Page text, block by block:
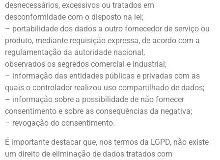
desnecessários, excessivos ou tratados em
desconformidade com o disposto na lei;
– portabilidade dos dados a outro fornecedor de serviço ou
produto, mediante requisição expressa, de acordo com a
regulamentação da autoridade nacional,
observados os segredos comercial e industrial;
– informação das entidades públicas e privadas com as
quais o controlador realizou uso compartilhado de dados;
– informação sobre a possibilidade de não fornecer
consentimento e sobre as consequências da negativa;
– revogação do consentimento.
É importante destacar que, nos termos da LGPD, não existe
um direito de eliminação de dados tratados com